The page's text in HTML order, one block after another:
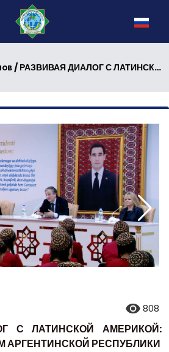
/ РАЗВИВАЯ ДИАЛОГ С ЛАТИНСКОЙ АМЕРИКОЙ: ВСТРЕЧА С ПОСЛОМ АРГЕНТИНСКОЙ РЕСПУБЛИКИ
808
С ЛАТИНСКОЙ АМЕРИКОЙ:
АРГЕНТИНСКОЙ РЕСПУБЛИКИ